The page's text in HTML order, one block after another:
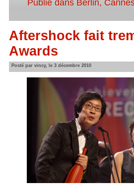
Publié dans Berlin,
Aftershock fait
Awards
Posté par vincy, le 3 décembre 2010